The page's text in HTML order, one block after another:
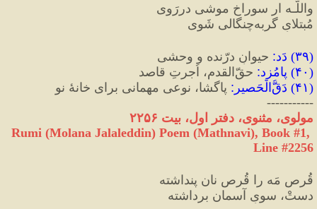
واللَّـه ار سوراخِ موشی دررَوی
مُبتلایِ گربه‌چنگالی شَوی‏
(۳۹) دَد: حیوانِ درّنده و وحشی
( ۴۰) پامُزد: حقّ‌القدم، اُجرتِ قاصد
(۴۱) دَقُّ‌الْحَصیر : پاگشا، نوعی مهمانی برای خانهٔ نو
-----------
مولوی، مثنوی، دفتر اول، بیت ۲۲۵۶
Rumi (Molana Jalaleddin) Poem (Mathnavi), Book #1,
Line #2256
قُرصِ مَه را قُرصِ نان پنداشته
دستْ، سویِ آسمان برداشته‌‌